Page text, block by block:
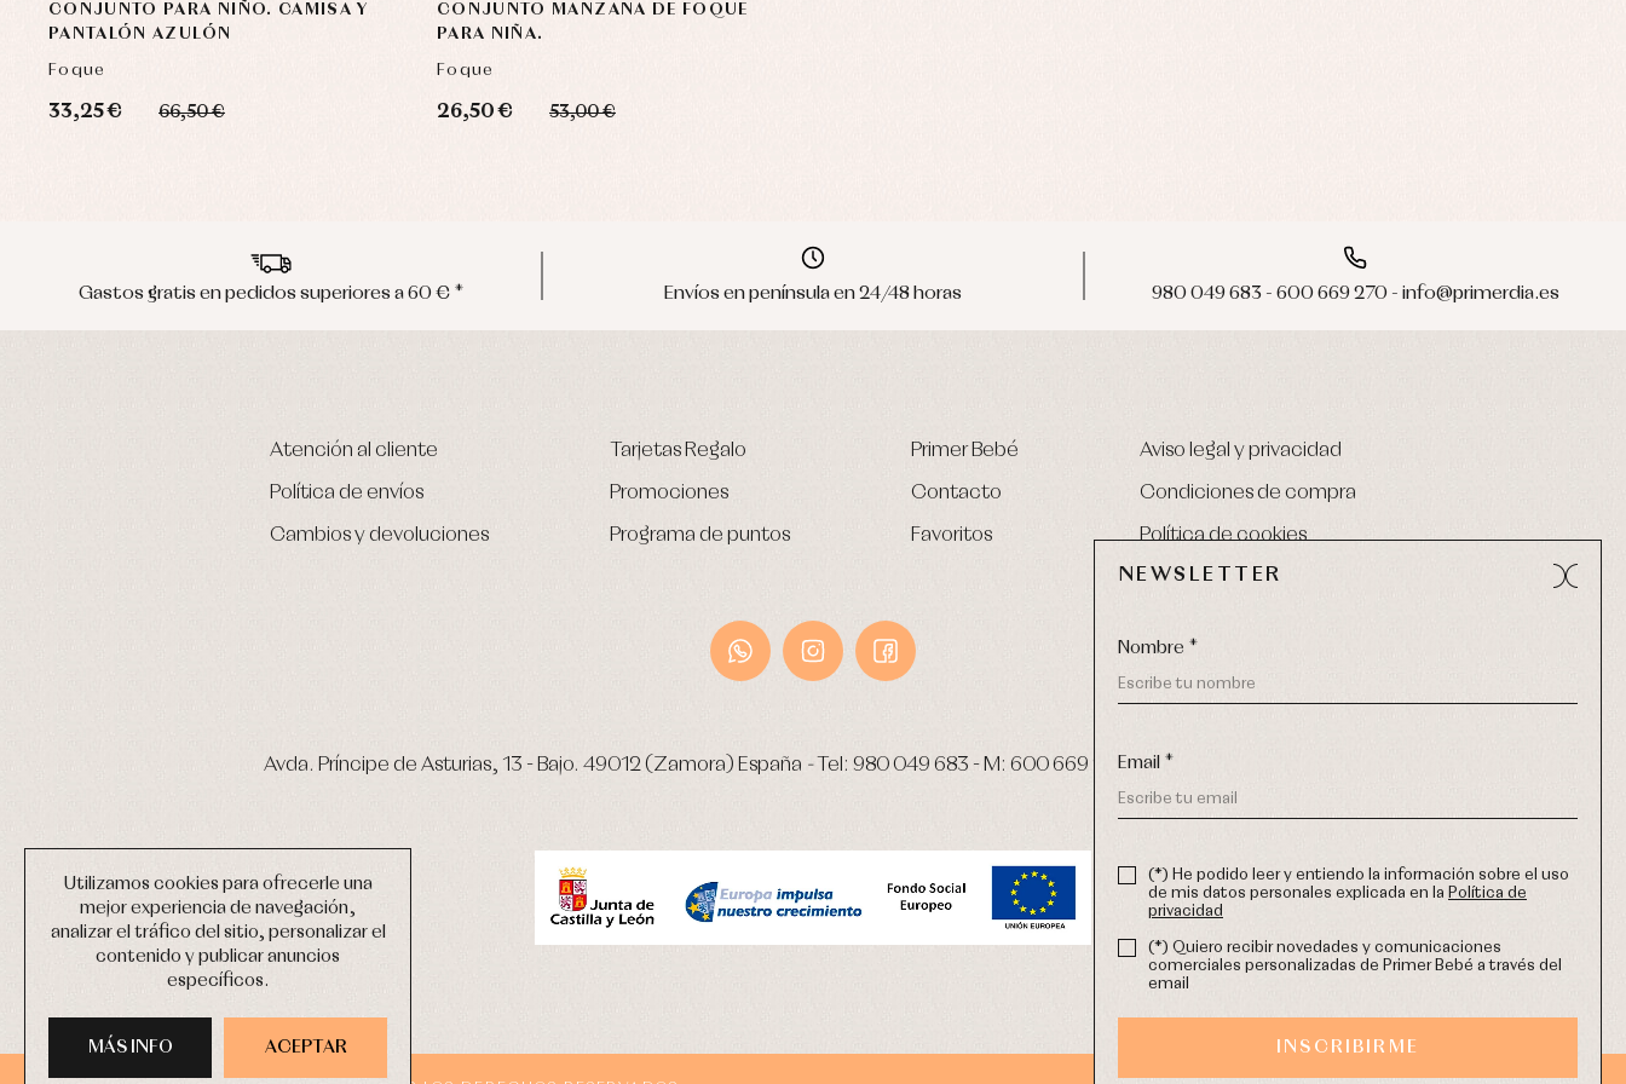
Utilizamos cookies para ofrecerle una
mejor experiencia de navegación,
analizar el tráfico del sitio, personalizar el
contenido y publicar anuncios
específicos.
ACEPTAR
MÁS INFO
CONJUNTO PARA NIÑO. CAMISA Y
PANTALÓN AZULÓN
Foque
33,25 € 66,50 €
CONJUNTO MANZANA DE FOQUE
PARA NIÑA.
Foque
26,50 € 53,00 €
Gastos gratis en pedidos superiores a 60 € * Envíos en península en 24/48 horas 980 049 683 - 600 669 270 - info@primerdia.es
Atención al cliente
Política de envíos
Cambios y devoluciones
Tarjetas Regalo
Promociones
Programa de puntos
Primer Bebé
Contacto
Favoritos
Aviso legal y privacidad
Condiciones de compra
Política de cookies
Avda. Príncipe de Asturias, 13 - Bajo. 49012 (Zamora) España -Tel: 980 049 683 - M: 600 669 270-email:
NEWSLETTER
Nombre *
Email *
(*) He podido leer y entiendo la información sobre el uso
de mis datos personales explicada en la Política de
privacidad
(*) Quiero recibir novedades y comunicaciones
comerciales personalizadas de Primer Bebé a través del
email
INSCRIBIRME